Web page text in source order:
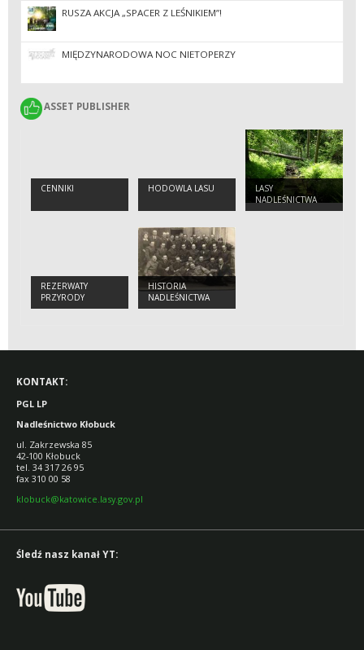
RUSZA AKCJA „SPACER Z LEŚNIKIEM”!
MIĘDZYNARODOWA NOC NIETOPERZY
ASSET PUBLISHER
ASSET PUBLISHER
CENNIKI HODOWLA LASU
LASY
NADLEŚNICTWA
REZERWATY
PRZYRODY
HISTORIA
NADLEŚNICTWA
KONTAKT:
PGL LP
Nadleśnictwo Kłobuck
ul. Zakrzewska 85
42-100 Kłobuck
tel. 34 317 26 95
fax 310 00 58
klobuck@katowice.lasy.gov.pl
Śledź nasz kanał YT: